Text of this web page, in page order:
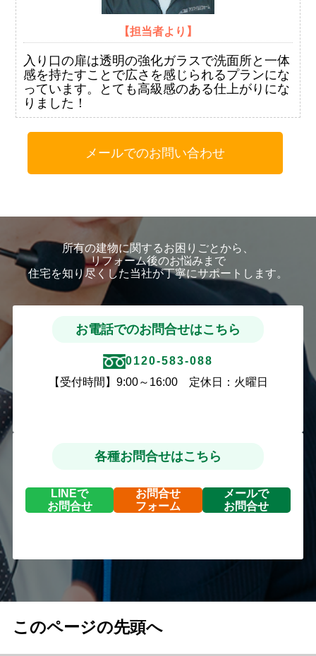
【担当者より】
入り口の扉は透明の強化ガラスで洗面所と一体
感を持たすことで広さを感じられるプランにな
っています。とても高級感のある仕上がりにな
りました！
メールでのお問い合わせ
所有の建物に関するお困りごとから、
リフォーム後のお悩みまで
住宅を知り尽くした当社が丁寧にサポートします。
お電話でのお問合せはこちら
0120-583-088
【受付時間】9:00～16:00 定休日：火曜日
各種お問合せはこちら
LINEで
お問合せ
お問合せ
フォーム
メールで
お問合せ
このページの先頭へ